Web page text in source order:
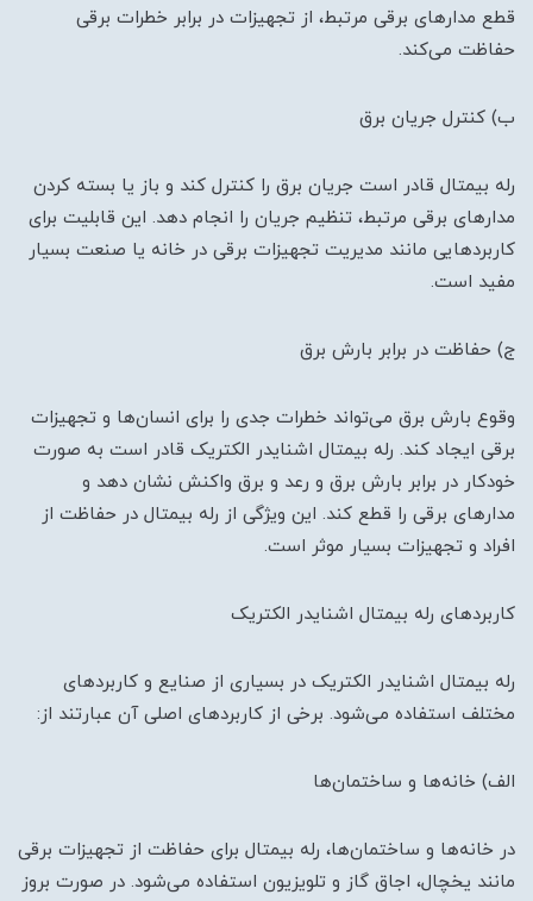
قطع مدارهای برقی مرتبط، از تجهیزات در برابر خطرات برقی
حفاظت می‌کند.
ب) کنترل جریان برق
رله بیمتال قادر است جریان برق را کنترل کند و باز یا بسته کردن
مدارهای برقی مرتبط، تنظیم جریان را انجام دهد. این قابلیت برای
کاربردهایی مانند مدیریت تجهیزات برقی در خانه یا صنعت بسیار
مفید است.
ج) حفاظت در برابر بارش برق
وقوع بارش برق می‌تواند خطرات جدی را برای انسان‌ها و تجهیزات
برقی ایجاد کند. رله بیمتال اشنایدر الکتریک قادر است به صورت
خودکار در برابر بارش برق و رعد و برق واکنش نشان دهد و
مدارهای برقی را قطع کند. این ویژگی از رله بیمتال در حفاظت از
افراد و تجهیزات بسیار موثر است.
کاربردهای رله بیمتال اشنایدر الکتریک
رله بیمتال اشنایدر الکتریک در بسیاری از صنایع و کاربردهای
مختلف استفاده می‌شود. برخی از کاربردهای اصلی آن عبارتند از:
الف) خانه‌ها و ساختمان‌ها
در خانه‌ها و ساختمان‌ها، رله بیمتال برای حفاظت از تجهیزات برقی
مانند یخچال، اجاق گاز و تلویزیون استفاده می‌شود. در صورت بروز